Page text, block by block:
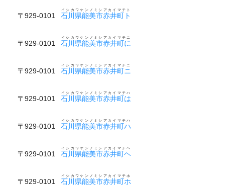
〒929-0101 石川県能美市赤井町ト
イシカワケンノミシアカイマチト
〒929-0101 石川県能美市赤井町に
イシカワケンノミシアカイマチニ
〒929-0101 石川県能美市赤井町ニ
イシカワケンノミシアカイマチニ
〒929-0101 石川県能美市赤井町は
イシカワケンノミシアカイマチハ
〒929-0101 石川県能美市赤井町ハ
イシカワケンノミシアカイマチハ
〒929-0101 石川県能美市赤井町ヘ
イシカワケンノミシアカイマチヘ
〒929-0101 石川県能美市赤井町ホ
イシカワケンノミシアカイマチホ